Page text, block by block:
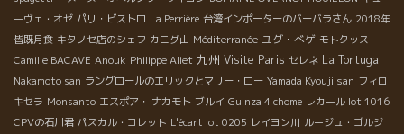
ーヴェ・オゼ パリ・ビストロ La Perrière 台湾インポーターのバーバラさん 2018年
皆既月食 キタノセ店のシェフ カニグ山 Méditerranée ユグ・べゲ モトクッス
Camille BACAVE Anouk Philippe Aliet 九州 Visite Paris セレネ La Tortuga
Nakamoto san ラングロールのエリックとマリー・ロー Yamada Kyouji san フィロ
キセラ Monsanto エスポア・ ナカモト ブルイ Guinza 4 chome レカール lot 1016
CPVの石川君 パスカル・コレット L'écart lot 0205 レイヨン川 ルージュ・ゴルジ